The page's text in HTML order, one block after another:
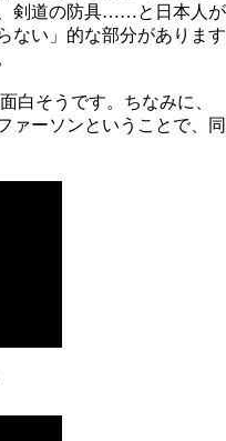
剣道の防具……と日本人が
ない」的な部分があります
白そうです。ちなみに、
ァーソンということで、同